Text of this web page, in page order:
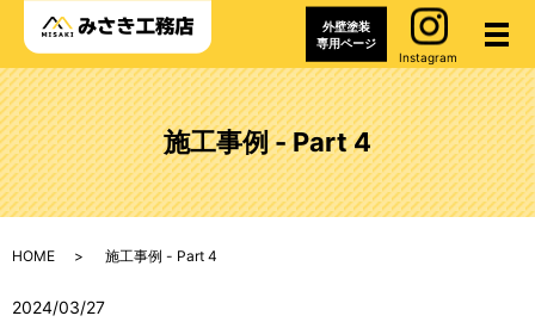
メ
外壁塗装
専用ページ
Instagram
施工事例 - Part 4
HOME 施工事例 - Part 4
2024/03/27